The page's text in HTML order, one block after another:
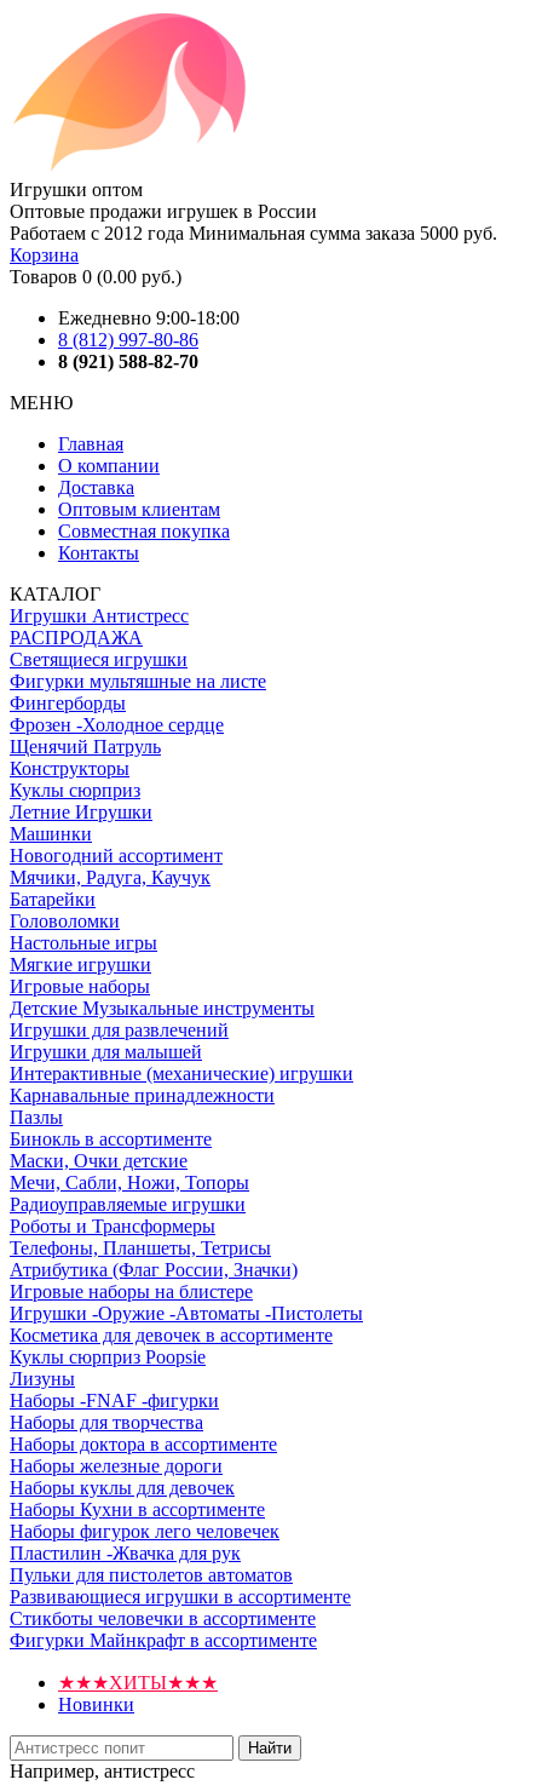
Игрушки оптом
Оптовые продажи игрушек в России
Работаем с 2012 года Минимальная сумма заказа 5000 руб.
Корзина
Товаров 0 (0.00 руб.)
Ежедневно 9:00-18:00
8 (812) 997-80-86
8 (921) 588-82-70
МЕНЮ
Главная
О компании
Доставка
Оптовым клиентам
Совместная покупка
Контакты
КАТАЛОГ
Игрушки Антистресс
РАСПРОДАЖА
Светящиеся игрушки
Фигурки мультяшные на листе
Фингерборды
Фрозен -Холодное сердце
Щенячий Патруль
Конструкторы
Куклы сюрприз
Летние Игрушки
Машинки
Новогодний ассортимент
Мячики, Радуга, Каучук
Батарейки
Головоломки
Настольные игры
Мягкие игрушки
Игровые наборы
Детские Музыкальные инструменты
Игрушки для развлечений
Игрушки для малышей
Интерактивные (механические) игрушки
Карнавальные принадлежности
Пазлы
Бинокль в ассортименте
Маски, Очки детские
Мечи, Сабли, Ножи, Топоры
Радиоуправляемые игрушки
Роботы и Трансформеры
Телефоны, Планшеты, Тетрисы
Атрибутика (Флаг России, Значки)
Игровые наборы на блистере
Игрушки -Оружие -Автоматы -Пистолеты
Косметика для девочек в ассортименте
Куклы сюрприз Poopsie
Лизуны
Наборы -FNAF -фигурки
Наборы для творчества
Наборы доктора в ассортименте
Наборы железные дороги
Наборы куклы для девочек
Наборы Кухни в ассортименте
Наборы фигурок лего человечек
Пластилин -Жвачка для рук
Пульки для пистолетов автоматов
Развивающиеся игрушки в ассортименте
Стикботы человечки в ассортименте
Фигурки Майнкрафт в ассортименте
★★★ХИТЫ★★★
Новинки
Найти
Например, антистресс